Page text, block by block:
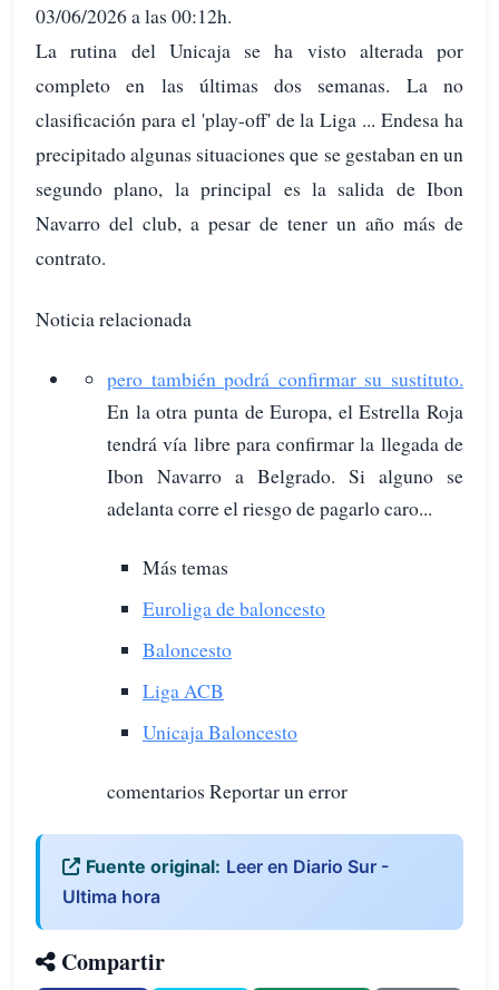
03/06/2026 a las 00:12h.
La rutina del Unicaja se ha visto alterada por
completo en las últimas dos semanas. La no
clasificación para el 'play-off' de la Liga ... Endesa ha
precipitado algunas situaciones que se gestaban en un
segundo plano, la principal es la salida de Ibon
Navarro del club, a pesar de tener un año más de
contrato.
Noticia relacionada
pero también podrá confirmar su sustituto.
En la otra punta de Europa, el Estrella Roja
tendrá vía libre para confirmar la llegada de
Ibon Navarro a Belgrado. Si alguno se
adelanta corre el riesgo de pagarlo caro...
Más temas
Euroliga de baloncesto
Baloncesto
Liga ACB
Unicaja Baloncesto
comentarios Reportar un error
Fuente original: Leer en Diario Sur -
Ultima hora
Compartir